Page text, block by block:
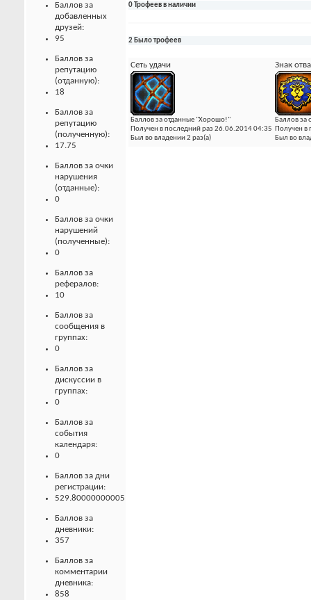
Баллов за
добавленных
друзей:
95
Баллов за
репутацию
(отданную):
18
Баллов за
репутацию
(полученную):
17.75
Баллов за очки
нарушения
(отданные):
0
Баллов за очки
нарушений
(полученные):
0
Баллов за
рефералов:
10
Баллов за
сообщения в
группах:
0
Баллов за
дискуссии в
группах:
0
Баллов за
события
календаря:
0
Баллов за дни
регистрации:
529.80000000005
Баллов за
дневники:
357
Баллов за
комментарии
дневника:
858
0 Трофеев в наличии
2 Было трофеев
Сеть удачи
Баллов за отданные "Хорошо!"
Получен в последний раз 26.06.2014 04:35
Был во владении 2 раз(а)
Знак
Баллов за
Получен в
Был во